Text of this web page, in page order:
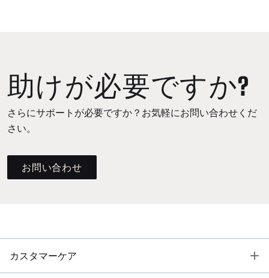
助けが必要ですか?
さらにサポートが必要ですか？お気軽にお問い合わせくだ
さい。
お問い合わせ
カスタマーケア